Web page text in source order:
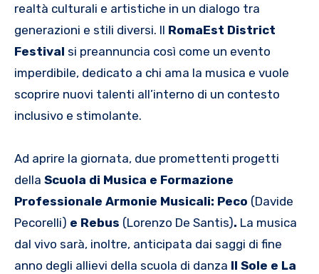
realtà culturali e artistiche in un dialogo tra
generazioni e stili diversi. Il RomaEst District
Festival si preannuncia così come un evento
imperdibile, dedicato a chi ama la musica e vuole
scoprire nuovi talenti all’interno di un contesto
inclusivo e stimolante.
Ad aprire la giornata, due promettenti progetti
della Scuola di Musica e Formazione
Professionale Armonie Musicali: Peco (Davide
Pecorelli) e Rebus (Lorenzo De Santis). La musica
dal vivo sarà, inoltre, anticipata dai saggi di fine
anno degli allievi della scuola di danza Il Sole e La